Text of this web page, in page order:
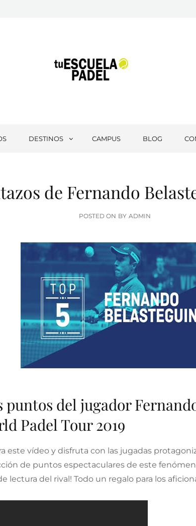
Tu Escuela Padel
DESTINOS CAMPUS BLOG
de Fernando
POSTED ON POSTED
BY ADMIN
puntos del jugador
Padel Tour 2019
este vídeo y disfruta con las jugadas
de puntos espectaculares de este
lectura del rival! Todo un regalo para los